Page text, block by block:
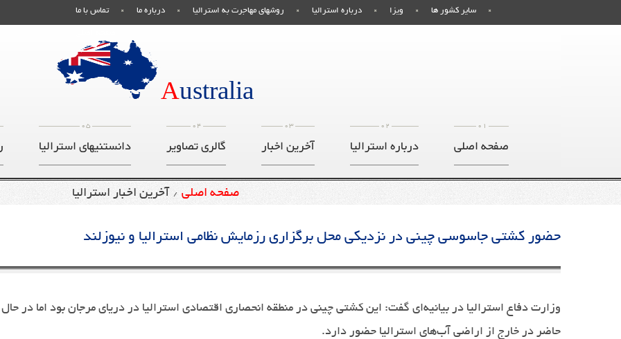
تماس با ما درباره ما روشهای مهاجرت به استرالیا درباره استرالیا ویزا سایر کشور ها
Australia
05
دانستنیهای استرالیا
04
گالری تصاویر
03
آخرین اخبار
02
درباره استرالیا
01
صفحه اصلی
صفحه اصلی / آخرین اخبار استرالیا
حضور کشتی جاسوسی چینی در نزدیکی محل برگزاری رزمایش نظامی استرالیا و نیوزلند
وزارت دفاع استرالیا در بیانیه‌ای گفت: این کشتی چینی در منطقه انحصاری اقتصادی استرالیا در دریای مرجان بود اما در حال
حاضر در خارج از اراضی آب‌های استرالیا حضور دارد.